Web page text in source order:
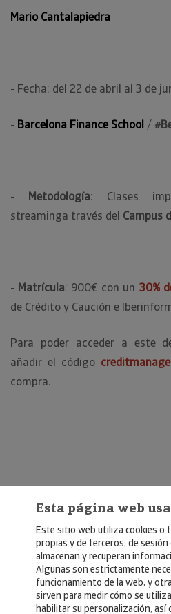
Mario Cantalapiedra
- Fecha: del 22 de abril al 3 de
- Barcelona Finance School /
- Metodología: Clases
streaminga través del Campus
- Matrícula: 900€ con un 30%
de Crédito y Caución e
Para poder acceder a este
añadir el código
compra.
© Copyright 2026, Crédito y Caución
Aviso Legal
Esta página web
Este sitio web utiliza cookies o
propias y de terceros, de
almacenan y recuperan
Algunas son estrictamente
funcionamiento de la web, y
sirven para medir cómo se
habilitar su personalización, así